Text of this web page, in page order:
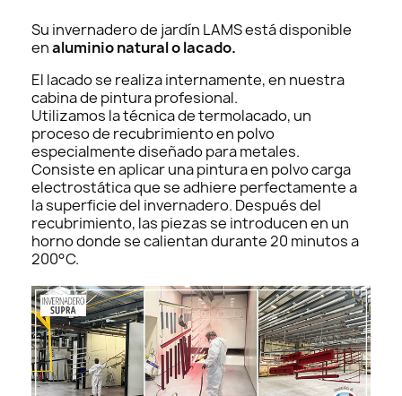
Su invernadero de jardín LAMS está disponible
enaluminio natural o lacado.
El lacado se realiza internamente, en nuestra
cabina de pintura profesional.
Utilizamos la técnica de termolacado, un
proceso de recubrimiento en polvo
especialmente diseñado para metales.
Consiste en aplicar una pintura en polvo carga
electrostática que se adhiere perfectamente a
la superficie del invernadero. Después del
recubrimiento, las piezas se introducen en un
horno donde se calientan durante 20 minutos a
200°C.